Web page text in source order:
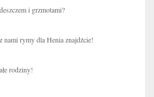
i grzmotami?
rymy dla Henia znajdźcie!
rodziny!